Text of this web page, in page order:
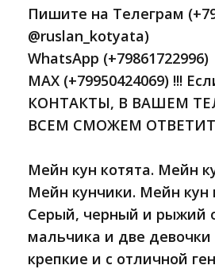
Пишите на Телеграм
@ruslan_kotyata)
WhatsApp (+79861722996)
MAX (+79950424069) !!!
КОНТАКТЫ, В ВАШЕМ
ВСЕМ СМОЖЕМ
Мейн кун котята. Мейн
Мейн кунчики. Мейн кун
Серый, черный и рыжий
мальчика и две
крепкие и с отличной